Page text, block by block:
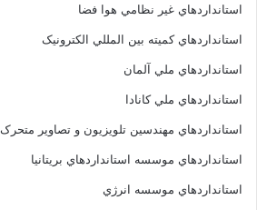
استانداردهاي غير نظامي هوا فضا
استانداردهاي کميته بين المللي الکترونيک
استانداردهاي ملي آلمان
استانداردهاي ملي کانادا
استانداردهاي مهندسين تلويزيون و تصاوير متحرک
استانداردهاي موسسه استانداردهاي بريتانيا
استانداردهاي موسسه انرژي